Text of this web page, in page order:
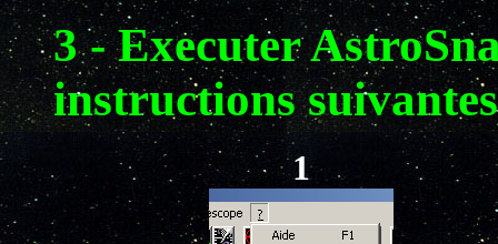
3 - Executer
instructions
1